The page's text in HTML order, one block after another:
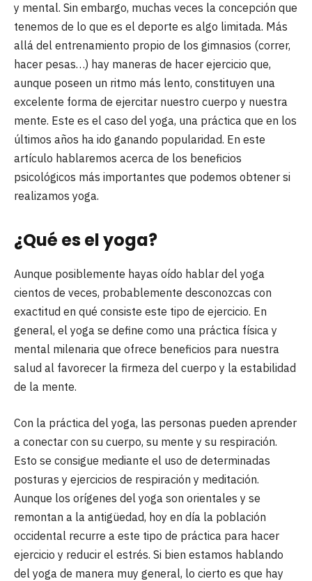
y mental. Sin embargo, muchas veces la concepción que
tenemos de lo que es el deporte es algo limitada. Más
allá del entrenamiento propio de los gimnasios (correr,
hacer pesas…) hay maneras de hacer ejercicio que,
aunque poseen un ritmo más lento, constituyen una
excelente forma de ejercitar nuestro cuerpo y nuestra
mente. Este es el caso del yoga, una práctica que en los
últimos años ha ido ganando popularidad. En este
artículo hablaremos acerca de los beneficios
psicológicos más importantes que podemos obtener si
realizamos yoga.
¿Qué es el yoga?
Aunque posiblemente hayas oído hablar del yoga
cientos de veces, probablemente desconozcas con
exactitud en qué consiste este tipo de ejercicio. En
general, el yoga se define como una práctica física y
mental milenaria que ofrece beneficios para nuestra
salud al favorecer la firmeza del cuerpo y la estabilidad
de la mente.
Con la práctica del yoga, las personas pueden aprender
a conectar con su cuerpo, su mente y su respiración.
Esto se consigue mediante el uso de determinadas
posturas y ejercicios de respiración y meditación.
Aunque los orígenes del yoga son orientales y se
remontan a la antigüedad, hoy en día la población
occidental recurre a este tipo de práctica para hacer
ejercicio y reducir el estrés. Si bien estamos hablando
del yoga de manera muy general, lo cierto es que hay